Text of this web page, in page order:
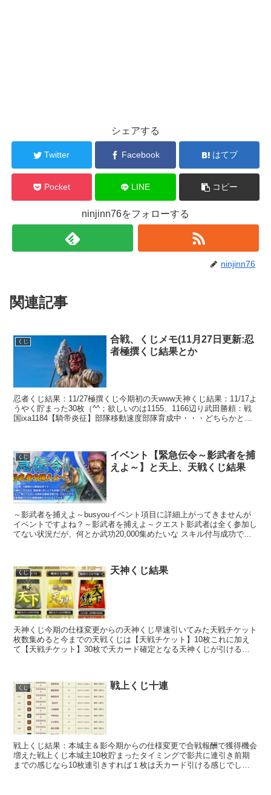
シェアする
Twitter Facebook はてブ
Pocket LINE コピー
ninjinn76をフォローする
ninjinn76
関連記事
くじ
合戦、くじメモ(11月27日更新:忍
者極撰くじ結果とか
忍者くじ結果：11/27極撰くじ今期初の天www天神くじ結果：11/17よ
うやく貯まった30枚（^^；欲しいのは1155、1166辺り武田勝頼：戦
国ixa1184【騎帝炎征】部隊移動速度部隊育成中・・・どちらかと言
くじ
イベント【緊急伝令～影武者を捕
えよ～】と天上、天戦くじ結果
～影武者を捕えよ～busyouイベント項目に詳細上がってきませんが
イベントですよね？～影武者を捕えよ～クエスト影武者は全く参加し
てない状況だが、何とか武功20,000集めたいな スキル付与成功でち
くじ 天神くじ結果
天神くじ今期の仕様変更からの天神くじ早速引いてみた天戦チケット
枚数集めると今までの天戦くじは【天戦チケット】10枚これに加え
て【天戦チケット】30枚で天カード確定となる天神くじが引ける。
くじ 戦上くじ十連
戦上くじ結果：本城主＆影今期からの仕様変更で合戦報酬で獲得機会
増えた戦上くじ本城主10枚貯まったタイミングで影共に連引き前期
までの感じなら10枚連引きすれば１枚は天カード引ける感じでした